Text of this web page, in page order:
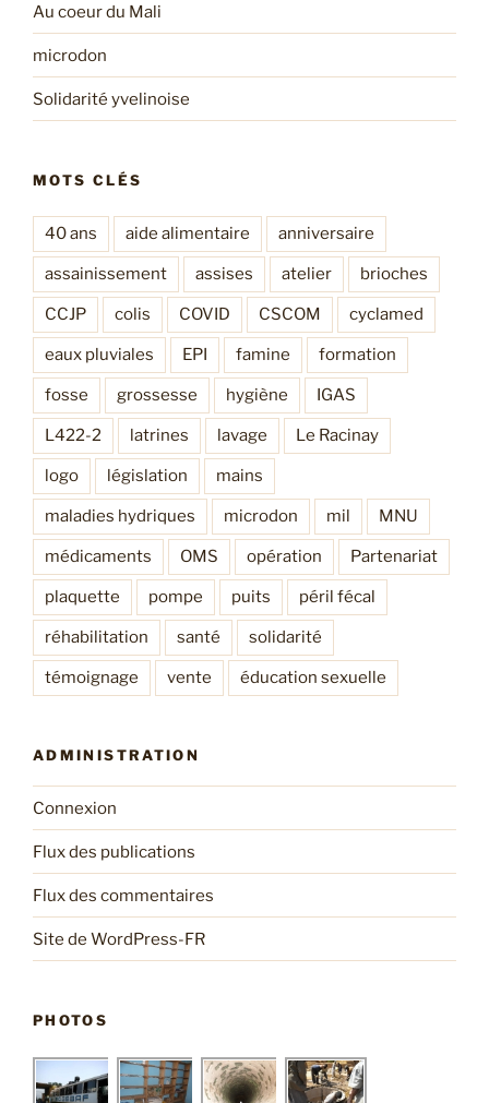
Au coeur du Mali
microdon
Solidarité yvelinoise
MOTS CLÉS
40 ans aide alimentaire anniversaire
assainissement assises atelier brioches
CCJP colis COVID CSCOM cyclamed
eaux pluviales EPI famine formation
fosse grossesse hygiène IGAS
L422-2 latrines lavage Le Racinay
logo législation mains
maladies hydriques microdon mil MNU
médicaments OMS opération Partenariat
plaquette pompe puits péril fécal
réhabilitation santé solidarité
témoignage vente éducation sexuelle
ADMINISTRATION
Connexion
Flux des publications
Flux des commentaires
Site de WordPress-FR
PHOTOS